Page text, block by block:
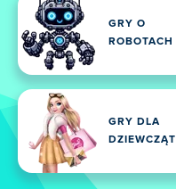
GRY O
ROBOTACH
GRY DLA
DZIEWCZĄT